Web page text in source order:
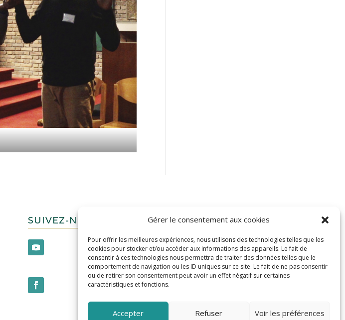
Gérer le consentement aux cookies
Pour offrir les meilleures expériences, nous utilisons des technologies telles que les
cookies pour stocker et/ou accéder aux informations des appareils. Le fait de
consentir à ces technologies nous permettra de traiter des données telles que le
comportement de navigation ou les ID uniques sur ce site. Le fait de ne pas consentir
ou de retirer son consentement peut avoir un effet négatif sur certaines
caractéristiques et fonctions.
Accepter Refuser Voir les préférences
SUIVEZ-NOUS ! FAIRE UN DON